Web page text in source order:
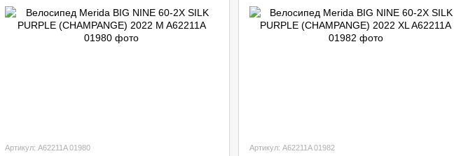
Артикул: A62211A 01980 Артикул: A62211A 01982